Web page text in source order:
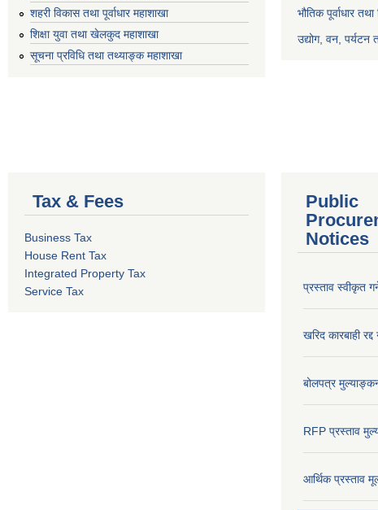
शहरी विकास तथा पूर्वाधार महाशाखा
शिक्षा युवा तथा खेलकुद महाशाखा
सूचना प्रविधि तथा तथ्याङ्क महाशाखा
भौतिक पूर्वाधार
उद्योग, वन, पर्यटन
Tax & Fees
Business Tax
House Rent Tax
Integrated Property Tax
Service Tax
Public
Notices
प्रस्ताव स्वीकृत
खरिद कारबाही
बोलपत्र
RFP प्रस्ताव
आर्थिक प्रस्ताव